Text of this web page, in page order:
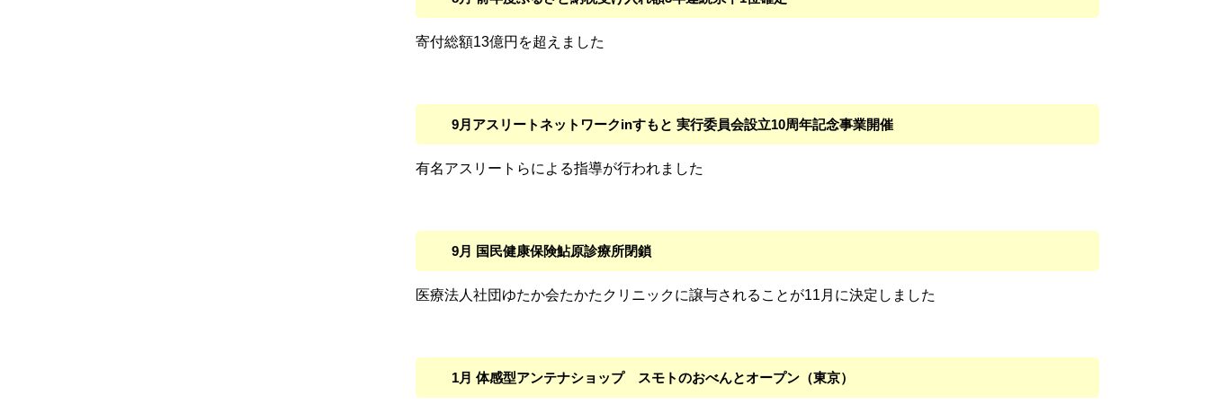
寄付総額13億円を超えました
9月アスリートネットワークinすもと 実行委員会設立10周年記念事業開催
有名アスリートらによる指導が行われました
9月 国民健康保険鮎原診療所閉鎖
医療法人社団ゆたか会たかたクリニックに譲与されることが11月に決定しました
1月 体感型アンテナショップ スモトのおべんとオープン（東京）